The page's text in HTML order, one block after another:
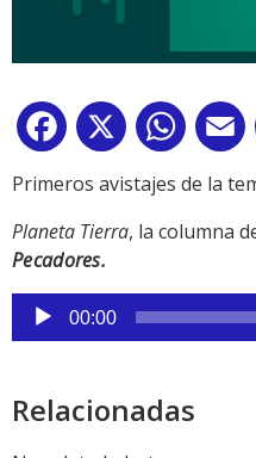
Facebook
X
Primeros avistajes de la
Planeta Tierra, la columna
Pecadores.
Reproductor
de
00:00
Relacionadas